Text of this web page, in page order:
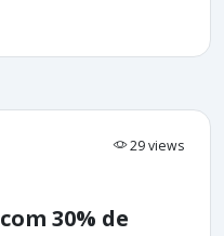
29 views
30% de